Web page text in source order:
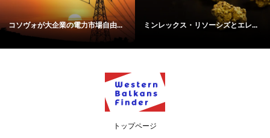
コソヴォが大企業の電力市場自由... ミンレックス・リソーシズとエレ...
トップページ